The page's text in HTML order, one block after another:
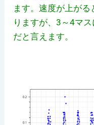
ます。速度が上が
りますが、3～4マ
だと言えます。